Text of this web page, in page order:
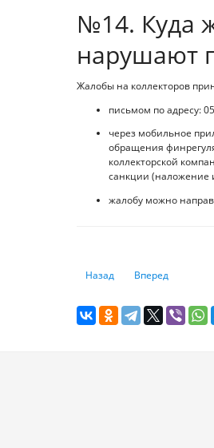
№14. Куда
нарушают
Жалобы на коллекторов
письмом по адресу:
через мобильное
обращения
коллекторской
санкции (наложение
жалобу можно
Предыдущий: Кто должен
Назад Следующий:
Вперед